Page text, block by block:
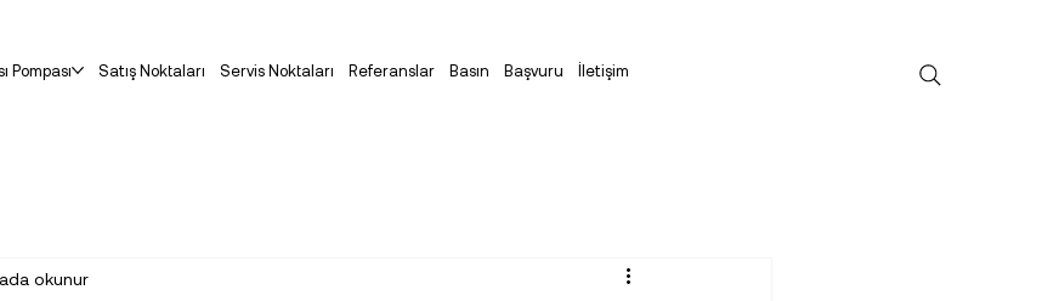
Pompası Satış Noktaları Servis Noktaları Referanslar Basın Başvuru İletişim
okunur